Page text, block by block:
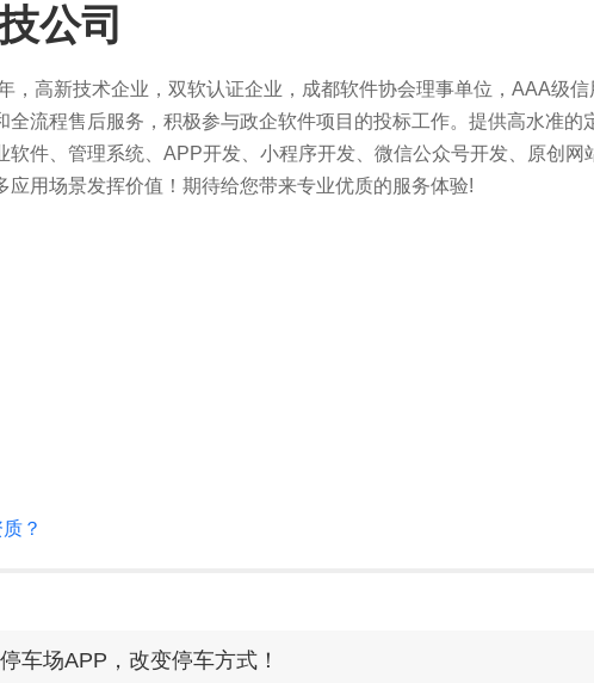
公司
，高新技术企业，双软认证企业，成都软件协会理事单位，AAA级
流程售后服务，积极参与政企软件项目的投标工作。提供高水准的
软件、管理系统、APP开发、小程序开发、微信公众号开发、原创网
用场景发挥价值！期待给您带来专业优质的服务体验!
？
车场APP，改变停车方式！